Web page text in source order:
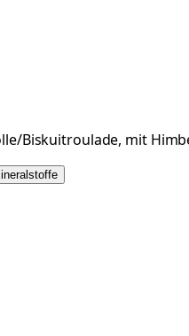
Biskuitroulade, mit